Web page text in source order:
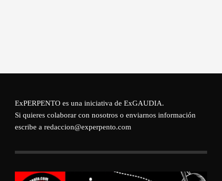
ExPERPENTO es una iniciativa de ExGAUDIA.
Si quieres colaborar con nosotros o enviarnos información
escribe a redaccion@experpento.com